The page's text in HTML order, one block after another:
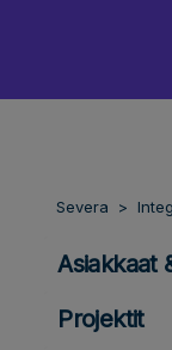
Severa
Asiakkaat
Projektit